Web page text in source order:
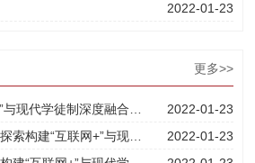
2022-01-23
更多>>
2022-01-23
2022-01-23